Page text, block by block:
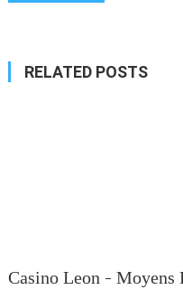
RELATED POSTS
Casino Leon – Moyens